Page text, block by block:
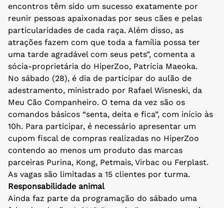
encontros têm sido um sucesso exatamente por
reunir pessoas apaixonadas por seus cães e pelas
particularidades de cada raça. Além disso, as
atrações fazem com que toda a família possa ter
uma tarde agradável com seus pets”, comenta a
sócia-proprietária do HiperZoo, Patrícia Maeoka.
No sábado (28), é dia de participar do aulão de
adestramento, ministrado por Rafael Wisneski, da
Meu Cão Companheiro. O tema da vez são os
comandos básicos “senta, deita e fica”, com início às
10h. Para participar, é necessário apresentar um
cupom fiscal de compras realizadas no HiperZoo
contendo ao menos um produto das marcas
parceiras Purina, Kong, Petmais, Virbac ou Ferplast.
As vagas são limitadas a 15 clientes por turma.
Responsabilidade animal
Ainda faz parte da programação do sábado uma